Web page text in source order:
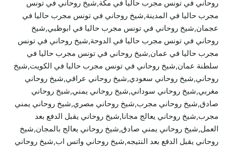
روحاني في تونس مجرب حاليا في مكة,شيخ روحاني في تونس
مجرب حاليا في المدينة,شيخ روحاني في تونس مجرب حاليا في
عجمان,شيخ روحاني في تونس مجرب حاليا في ابوظبي,شيخ
روحاني في تونس مجرب حاليا في الدوحة,شيخ روحاني في تونس
مجرب حاليا في عمان,شيخ روحاني في تونس مجرب حاليا في
سلطنة عمان,شيخ روحاني في تونس مجرب حاليا في الكويت,شيخ
روحاني,شيخ روحاني سعودي,شيخ روحاني عراقي,شيخ روحاني
مغربي,شيخ روحاني سوداني,شيخ روحاني يمني,شيخ روحاني
صادق,شيخ روحاني مجرب,شيخ روحاني مصري,شيخ روحاني يمني
مجرب,شيخ روحاني يعالج مجانا,شيخ روحاني يقبل الدفع بعد
العمل,شيخ روحاني يمني صادق,شيخ روحاني يعالج بالمجان,شيخ
روحاني يقبل الدفع بعد النتيجه,شيخ روحاني واتس اب,شيخ روحاني